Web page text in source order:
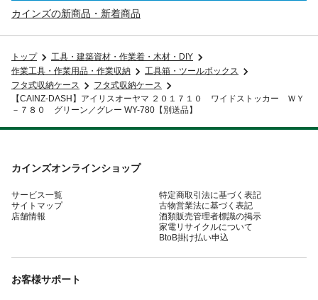
カインズの新商品・新着商品
トップ
工具・建築資材・作業着・木材・DIY
作業工具・作業用品・作業収納
工具箱・ツールボックス
フタ式収納ケース
フタ式収納ケース
【CAINZ-DASH】アイリスオーヤマ ２０１７１０ ワイドストッカー ＷＹ
－７８０ グリーン／グレー WY-780【別送品】
カインズオンラインショップ
サービス一覧
サイトマップ
店舗情報
特定商取引法に基づく表記
古物営業法に基づく表記
酒類販売管理者標識の掲示
家電リサイクルについて
BtoB掛け払い申込
お客様サポート